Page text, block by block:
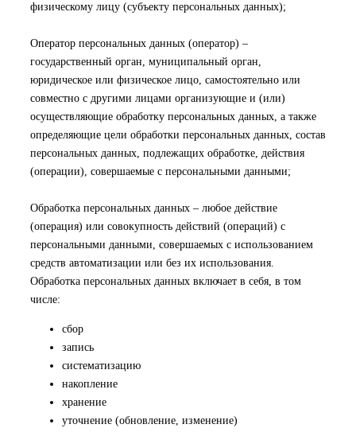
физическому лицу (субъекту персональных данных);
Оператор персональных данных (оператор) –
государственный орган, муниципальный орган,
юридическое или физическое лицо, самостоятельно или
совместно с другими лицами организующие и (или)
осуществляющие обработку персональных данных, а также
определяющие цели обработки персональных данных, состав
персональных данных, подлежащих обработке, действия
(операции), совершаемые с персональными данными;
Обработка персональных данных – любое действие
(операция) или совокупность действий (операций) с
персональными данными, совершаемых с использованием
средств автоматизации или без их использования.
Обработка персональных данных включает в себя, в том
числе:
сбор
запись
систематизацию
накопление
хранение
уточнение (обновление, изменение)